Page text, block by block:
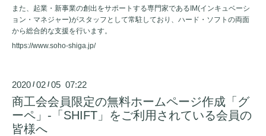
また、起業・新事業の創出をサポートする専門家であるIM(インキュベーシ
ョン・マネジャー)がスタッフとして常駐しており、ハード・ソフトの両面
から総合的な支援を行います。
https://www.soho-shiga.jp/
2020 /02 /05 07:22
商工会会員限定の無料ホームページ作成「グ
ーペ」-「SHIFT」をご利用されている会員の
皆様へ